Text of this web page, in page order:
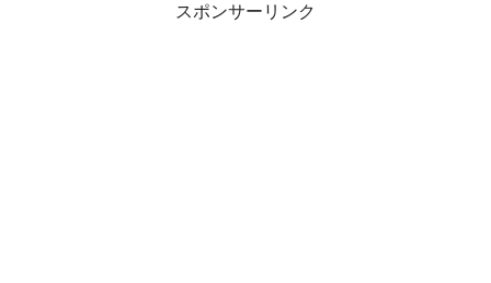
スポンサーリンク